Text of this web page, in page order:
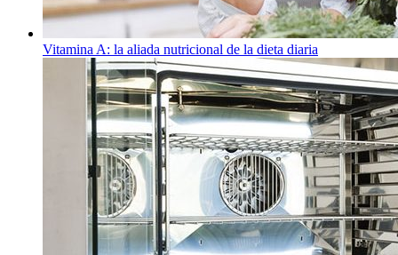
Vitamina A: la aliada nutricional de la dieta diaria